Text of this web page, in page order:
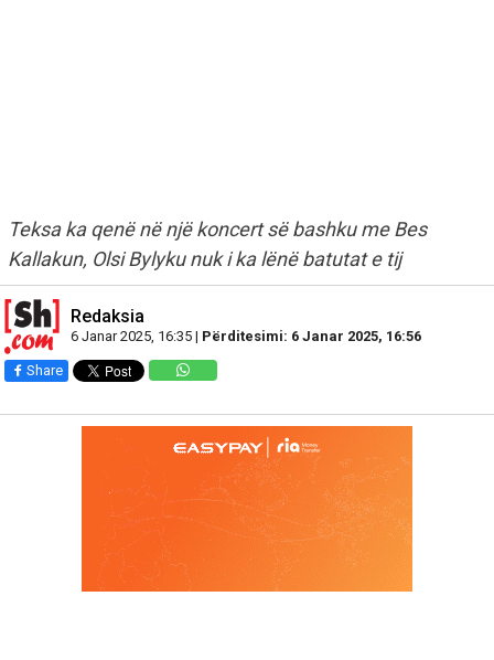
Teksa ka qenë në një koncert së bashku me Bes
Kallakun, Olsi Bylyku nuk i ka lënë batutat e tij
Redaksia
6 Janar 2025, 16:35 | Përditesimi: 6 Janar 2025, 16:56
Share